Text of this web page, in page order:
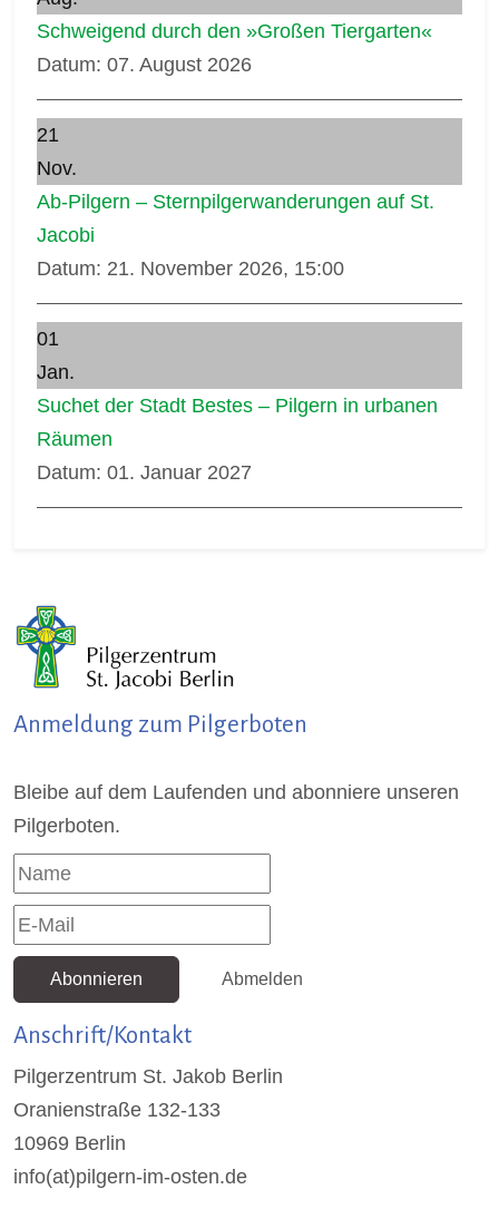
Schweigend durch den »Großen Tiergarten«
Datum: 07. August 2026
21
Nov.
Ab-Pilgern – Sternpilgerwanderungen auf St.
Jacobi
Datum: 21. November 2026, 15:00
01
Jan.
Suchet der Stadt Bestes – Pilgern in urbanen
Räumen
Datum: 01. Januar 2027
Anmeldung zum Pilgerboten
Bleibe auf dem Laufenden und abonniere unseren
Pilgerboten.
Abonnieren Abmelden
Anschrift/Kontakt
Pilgerzentrum St. Jakob Berlin
Oranienstraße 132-133
10969 Berlin
info(at)pilgern-im-osten.de